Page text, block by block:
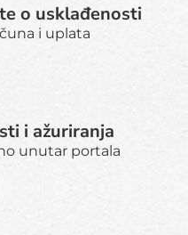
o usklađenosti
i uplata
i ažuriranja
unutar portala